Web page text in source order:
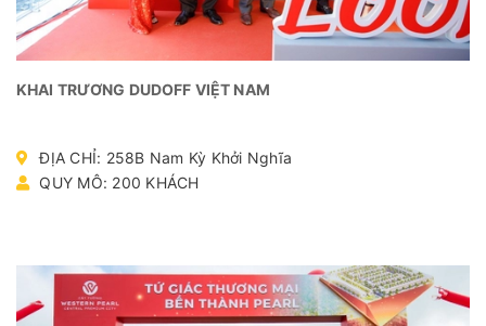
KHAI TRƯƠNG DUDOFF VIỆT NAM
ĐỊA CHỈ: 258B Nam Kỳ Khởi Nghĩa
QUY MÔ: 200 KHÁCH